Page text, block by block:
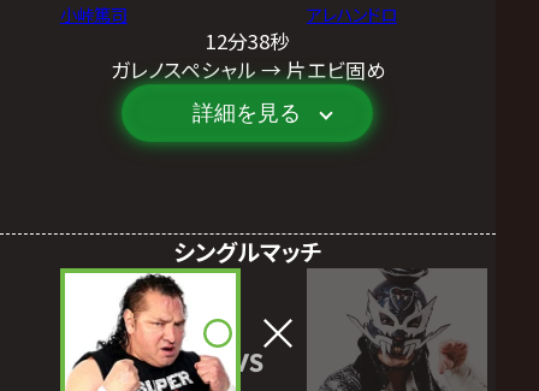
小峠篤司 アレハンドロ
12分38秒
ガレノスペシャル → 片エビ固め
詳細を見る
シングルマッチ
VS